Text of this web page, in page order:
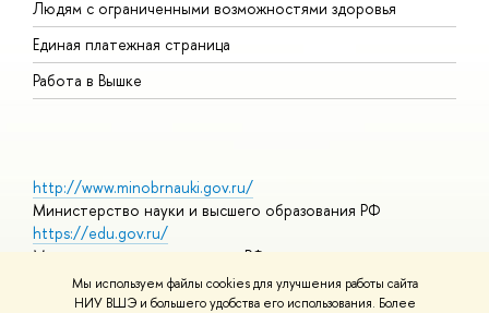
Мы используем файлы cookies для улучшения работы сайта
НИУ ВШЭ и большего удобства его использования. Более
Людям с ограниченными возможностями здоровья
Единая платежная страница
Работа в Вышке
http://www.minobrnauki.gov.ru/
Министерство науки и высшего образования РФ
https://edu.gov.ru/
Министерство просвещения РФ
https://elearning.hse.ru/mooc
Массовые открытые онлайн-курсы